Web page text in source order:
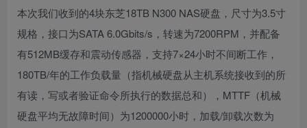
本次我们收到的4块东芝18TB N300 NAS硬盘，尺寸为3.5寸
规格，接口为SATA 6.0Gbits/s，转速为7200RPM，并配备
有512MB缓存和震动传感器，支持7×24小时不间断工作，
180TB/年的工作负载量（指机械硬盘从主机系统接收到的所
有读，写或者验证命令所执行的数据总和），MTTF（机械
硬盘平均无故障时间）为1200000小时，加载/卸载次数为